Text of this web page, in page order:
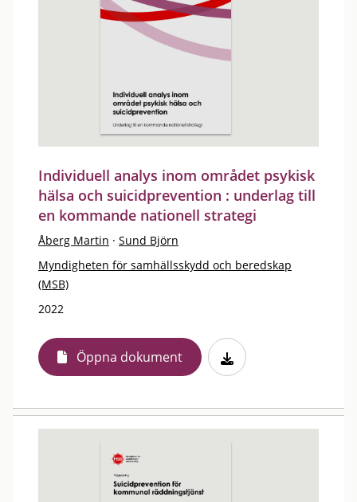
Individuell analys inom området psykisk
hälsa och suicidprevention : underlag till
en kommande nationell strategi
Åberg Martin · Sund Björn
Myndigheten för samhällsskydd och beredskap
(MSB)
2022
Öppna dokument